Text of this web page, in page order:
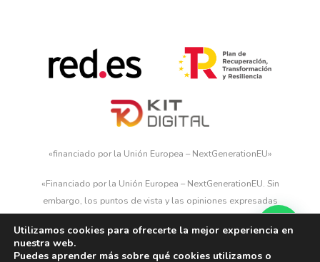
«financiado por la Unión Europea – NextGenerationEU»
«Financiado por la Unión Europea – NextGenerationEU. Sin
embargo, los puntos de vista y las opiniones expresadas
son únicamente los del autor o autores y no reflejan
necesariamente los de la Unión Europea o la Comisión
Europea. Ni la Unión Europea ni la Comisión Europea
Utilizamos cookies para ofrecerte la mejor experiencia en
nuestra web.
Puedes aprender más sobre qué cookies utilizamos o